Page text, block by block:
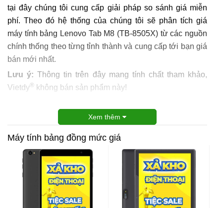
tại đây chúng tôi cung cấp giải pháp so sánh giá miễn
phí. Theo đó hệ thống của chúng tôi sẽ phân tích giá
máy tính bảng Lenovo Tab M8 (TB-8505X) từ các nguồn
chính thống theo từng tỉnh thành và cung cấp tới bạn giá
bán mới nhất.
Lưu ý: Thông tin trên đây mang tính chất tham khảo,
Vietdy® không bán sản phẩm này!
Xem thêm
Máy tính bảng đồng mức giá